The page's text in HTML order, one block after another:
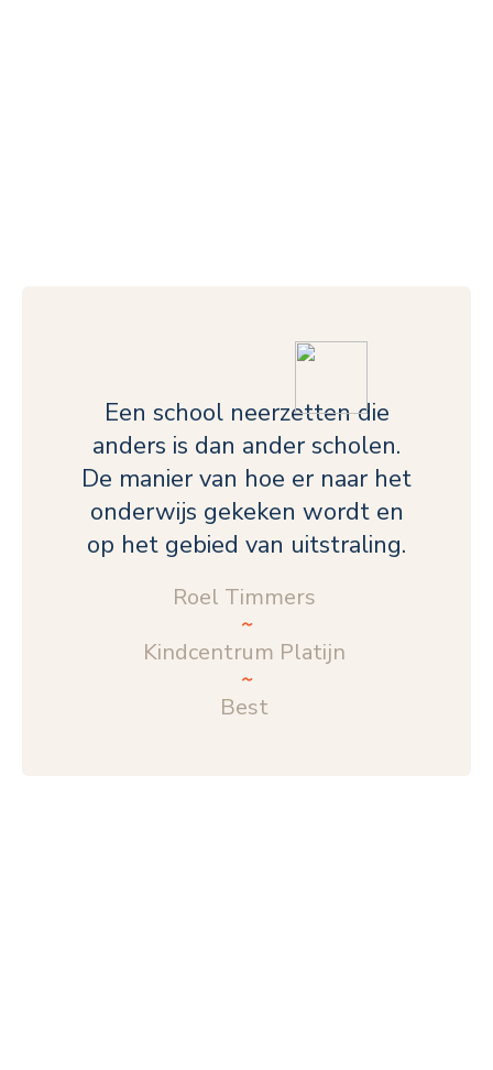
Een school neerzetten die
anders is dan ander scholen.
De manier van hoe er naar het
onderwijs gekeken wordt en
op het gebied van uitstraling.
Roel Timmers
Kindcentrum Platijn
Best